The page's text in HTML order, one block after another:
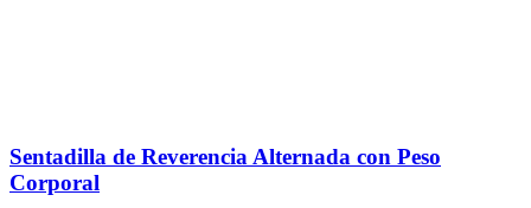
Sentadilla de Reverencia Alternada con Peso
Corporal